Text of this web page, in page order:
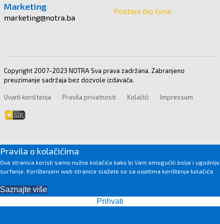
Marketing
marketing@notra.ba
Postani dio tima
Copyright 2007-2023 NOTRA Sva prava zadržana. Zabranjeno
preuzimanje sadržaja bez dozvole izdavača.
Uvjeti korištenja Pravila privatnosti Kolačići Impressum
Pravila o kolačićima
Ova stranica koristi samo nužne kolačiće kako bi Vam omogućili bolje i ugodnije
surfanje. Korištenjem web stranice slažete se sa uvjetima korištenja kolačića.
Saznajte više
Prihvati